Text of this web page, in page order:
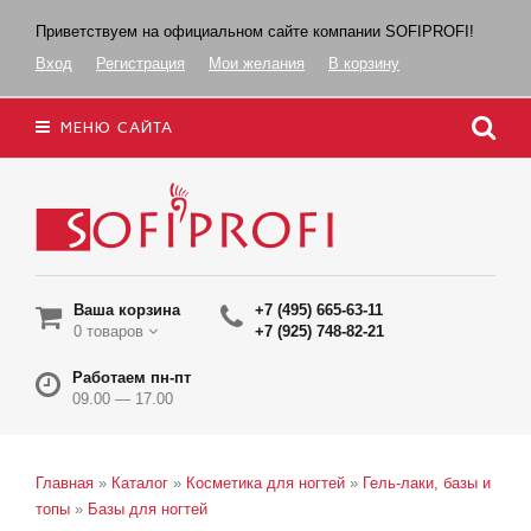
Приветствуем на официальном сайте компании SOFIPROFI!
Вход
Регистрация Мои желания В корзину
МЕНЮ САЙТА
Ваша корзина
0 товаров
+7 (495) 665-63-11
+7 (925) 748-82-21
Работаем пн-пт
09.00 — 17.00
Главная » Каталог » Косметика для ногтей » Гель-лаки, базы и
топы » Базы для ногтей